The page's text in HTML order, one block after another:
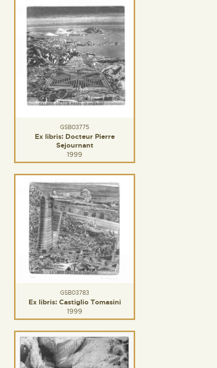
GSB03775
Ex libris: Docteur Pierre
Sejournant
1999
GSB03783
Ex libris: Castiglio Tomasini
1999